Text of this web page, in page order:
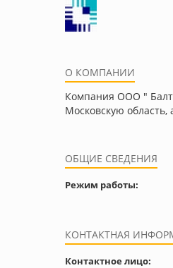
О КОМПАНИИ
Компания ООО "
Московскую
ОБЩИЕ СВЕДЕНИЯ
Режим работы:
КОНТАКТНАЯ
Контактное лицо: